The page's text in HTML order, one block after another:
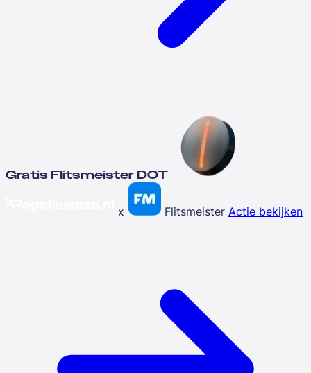
Gratis Flitsmeister DOT
x Flitsmeister Actie bekijken